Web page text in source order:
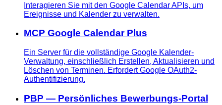
Interagieren Sie mit den Google Calendar APIs, um
Ereignisse und Kalender zu verwalten.
MCP Google Calendar Plus
Ein Server für die vollständige Google Kalender-
Verwaltung, einschließlich Erstellen, Aktualisieren und
Löschen von Terminen. Erfordert Google OAuth2-
Authentifizierung.
PBP — Persönliches Bewerbungs-Portal